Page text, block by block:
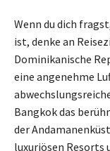
Wenn du dich
ist, denke an
Dominikanische
eine angenehme
Bangkok das
der
luxuriösen Resorts